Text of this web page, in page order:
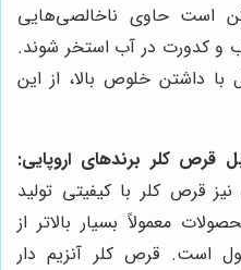
است حاوی ناخالصی‌هایی
و کدورت در آب استخر شوند.
با داشتن خلوص بالا، از این
قرص کلر برندهای اروپایی:
قرص کلر با کیفیتی تولید
معمولاً بسیار بالاتر از
است. قرص کلر آنزیم دار